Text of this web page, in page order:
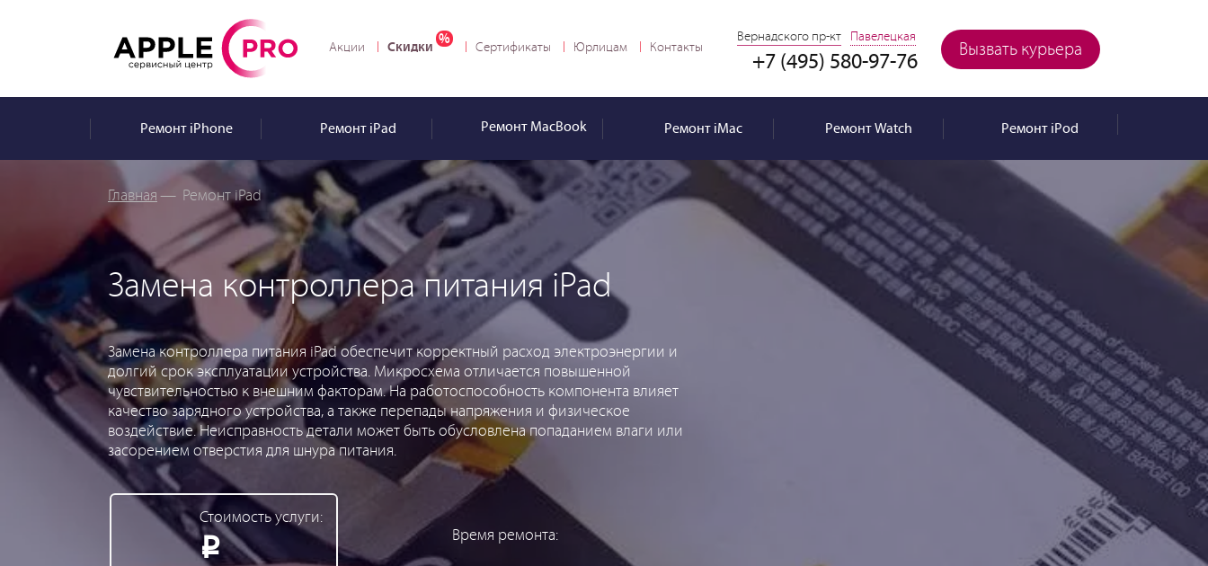
Вызвать курьера
Вернадского пр-кт Павелецкая
+7 (495) 580-97-76
Акции Скидки Сертификаты Юрлицам Контакты
РемонтiPhone РемонтiPad Ремонт MacBook РемонтiMac РемонтWatch РемонтiPod
Главная — Ремонт iPad
Замена контроллера питания iPad
Замена контроллера питания iPad обеспечит корректный расход электроэнергии и
долгий срок эксплуатации устройства. Микросхема отличается повышенной
чувствительностью к внешним факторам. На работоспособность компонента влияет
качество зарядного устройства, а также перепады напряжения и физическое
воздействие. Неисправность детали может быть обусловлена попаданием влаги или
засорением отверстия для шнура питания.
Стоимость услуги:
Р
Время ремонта: